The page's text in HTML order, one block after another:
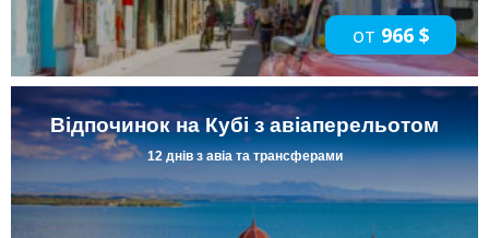
от 966 $
Відпочинок на Кубі з авіаперельотом
12 днів з авіа та трансферами